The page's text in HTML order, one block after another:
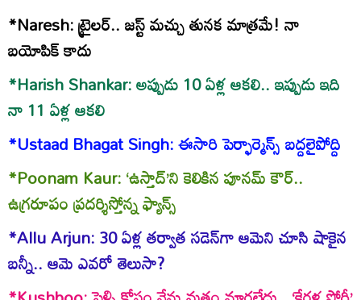
*Naresh: ట్రైలర్.. జస్ట్ మచ్చు తునక మాత్రమే! నా
బయోపిక్ కాదు
*Harish Shankar: అప్పుడు 10 ఏళ్ల ఆకలి.. ఇప్పుడు ఇది
నా 11 ఏళ్ల ఆకలి
*Ustaad Bhagat Singh: ఈసారి పెర్ఫార్మెన్స్ బద్దలైపోద్ది
*Poonam Kaur: ‘ఉస్తాద్’‌ని కెలికిన పూనమ్ కౌర్..
ఉగ్రరూపం ప్రదర్శిస్తోన్న ఫ్యాన్స్
*Allu Arjun: 30 ఏళ్ల తర్వాత సడెన్‌గా ఆమెని చూసి షాకైన
బన్నీ.. ఆమె ఎవరో తెలుసా?